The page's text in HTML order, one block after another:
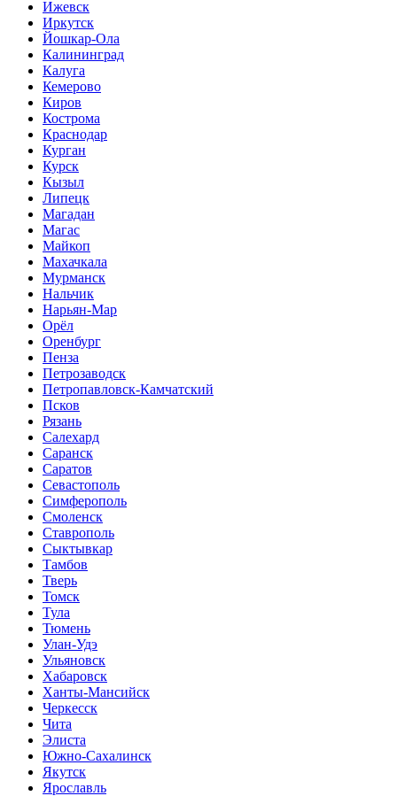
Ижевск
Иркутск
Йошкар-Ола
Калининград
Калуга
Кемерово
Киров
Кострома
Краснодар
Курган
Курск
Кызыл
Липецк
Магадан
Магас
Майкоп
Махачкала
Мурманск
Нальчик
Нарьян-Мар
Орёл
Оренбург
Пенза
Петрозаводск
Петропавловск-Камчатский
Псков
Рязань
Салехард
Саранск
Саратов
Севастополь
Симферополь
Смоленск
Ставрополь
Сыктывкар
Тамбов
Тверь
Томск
Тула
Тюмень
Улан-Удэ
Ульяновск
Хабаровск
Ханты-Мансийск
Черкесск
Чита
Элиста
Южно-Сахалинск
Якутск
Ярославль